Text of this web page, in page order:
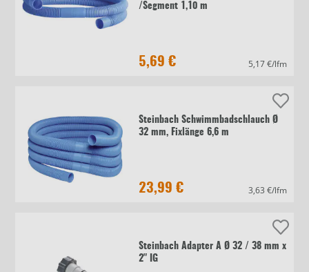
/Segment 1,10 m
5,69 € 5,17 €/lfm
Steinbach Schwimmbadschlauch Ø
32 mm, Fixlänge 6,6 m
23,99 € 3,63 €/lfm
Steinbach Adapter A Ø 32 / 38 mm x
2" IG